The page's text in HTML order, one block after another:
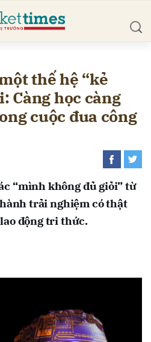
thế hệ “kẻ
Càng học càng
cuộc đua công
“mình không đủ giỏi” từ
trải nghiệm có thật
động tri thức.